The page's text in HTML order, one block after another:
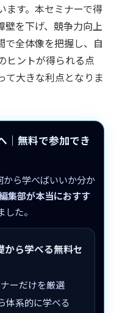
ます。本セミナーで得
壁を下げ、競争力向上
で全体像を把握し、自
ヒントが得られる点
て大きな利点となりま
｜無料で参加でき
から学べばいいか分か
集部が本当におすす
た。
から学べる無料セ
ーだけを厳選
体系的に学べる